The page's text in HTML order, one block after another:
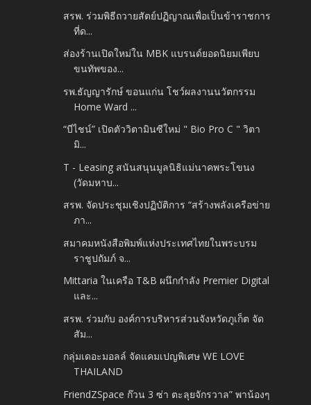
สรพ. ร่วมพิธีถวายสัตย์ปฏิญาณเพื่อเป็นข้าราชการ
ที่ด...
ส่องร้านเปิดใหม่ใน MBK แบรนด์ยอดนิยมเพียบ
ขนทัพของ...
รพ.ธัญญารักษ์ ขอนแก่น โชว์ผลงานนวัตกรรม
Home Ward ...
“บีไชน์” เปิดตัววิตามินซีใหม่ " Bio Pro C " วิตา
มิ...
T - Leasing สนันสนุนมูลนิธิแม่นาคพระโขนง
(วัดมหาบ...
สรพ. จัดประชุมเชิงปฏิบัติการ “สร้างพลังเครือข่าย
ภา...
สมาคมหนังสือพิมพ์แห่งประเทศไทยในพระบรม
ราชูปถัมภ์ จ...
Mittaria ในเครือ T&B ผนึกกำลัง Premier Digital
และ...
สรพ. ร่วมกับ องค์การบริหารส่วนจังหวัดภูเก็ต จัด
สัม...
กลุ่มเดอะมอลล์ จัดแคมเปญพิเศษ WE LOVE
THAILAND
FriendZSpace ก๊วน 3 ซ่า ตะลุยจักรวาล” พาน้องๆ